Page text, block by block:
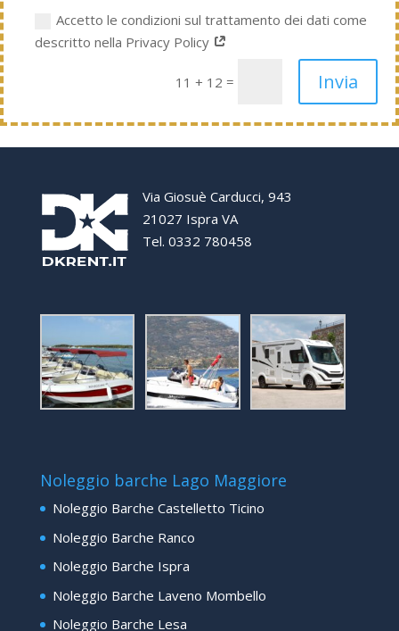
Accetto le condizioni sul trattamento dei dati come
descritto nella Privacy Policy
11 + 12 = Invia
Via Giosuè Carducci, 943
21027 Ispra VA
Tel. 0332 780458
Noleggio barche Lago Maggiore
Noleggio Barche Castelletto Ticino
Noleggio Barche Ranco
Noleggio Barche Ispra
Noleggio Barche Laveno Mombello
Noleggio Barche Lesa